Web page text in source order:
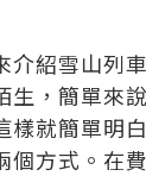
介紹雪山列
生，簡單來
樣就簡單明
個方式。在